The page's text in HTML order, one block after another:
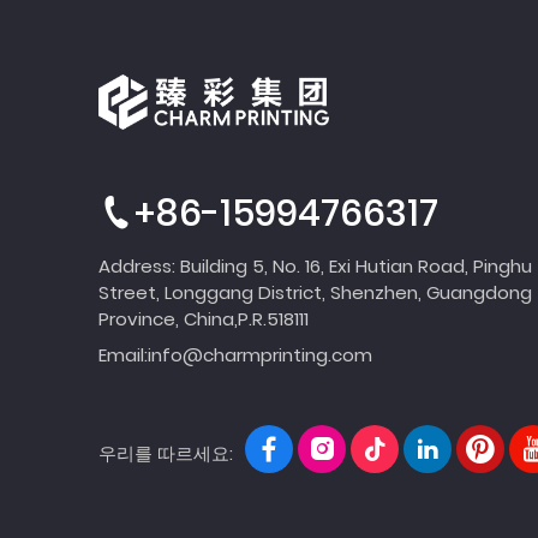
+86-15994766317
Address: Building 5, No. 16, Exi Hutian Road, Pinghu
Street, Longgang District, Shenzhen, Guangdong
Province, China,P.R.518111
Email:info@charmprinting.com
우리를 따르세요: